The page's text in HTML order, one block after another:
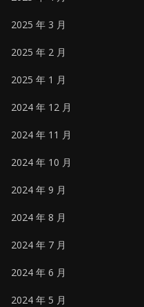
2025 年 3 月
2025 年 2 月
2025 年 1 月
2024 年 12 月
2024 年 11 月
2024 年 10 月
2024 年 9 月
2024 年 8 月
2024 年 7 月
2024 年 6 月
2024 年 5 月